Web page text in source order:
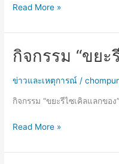
ไซ
Read More »
กิจกรรม “ขยะ
ข่าวและเหตุการณ์ /
กิจกรรม “ขยะรีไซเคิลแลกขอ
กิจกรรม
“ขยะ
รีไซเคิล
ของ”
Read More »